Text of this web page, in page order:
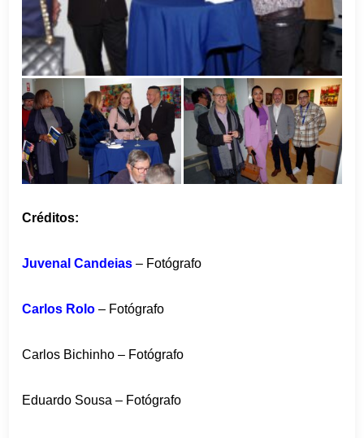
Créditos:
Juvenal Candeias – Fotógrafo
Carlos Rolo – Fotógrafo
Carlos Bichinho – Fotógrafo
Eduardo Sousa – Fotógrafo